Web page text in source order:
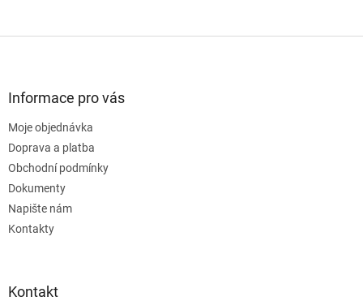
Informace pro vás
Moje objednávka
Doprava a platba
Obchodní podmínky
Dokumenty
Napište nám
Kontakty
Kontakt